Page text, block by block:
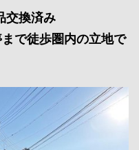
交換済み
で徒歩圏内の立地で